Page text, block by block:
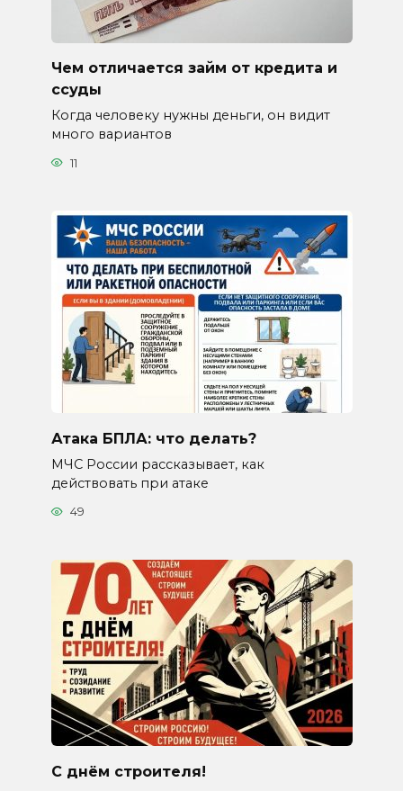
Чем отличается займ от кредита и
ссуды
Когда человеку нужны деньги, он видит
много вариантов
11
Атака БПЛА: что делать?
МЧС России рассказывает, как
действовать при атаке
49
С днём строителя!